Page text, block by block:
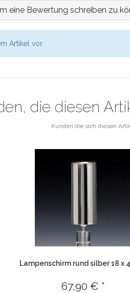
eine Bewertung schreiben zu
Artikel vor.
die diesen
Kunden die sich diesen
Lampenschirm rund silber 18 x
67,90 € *